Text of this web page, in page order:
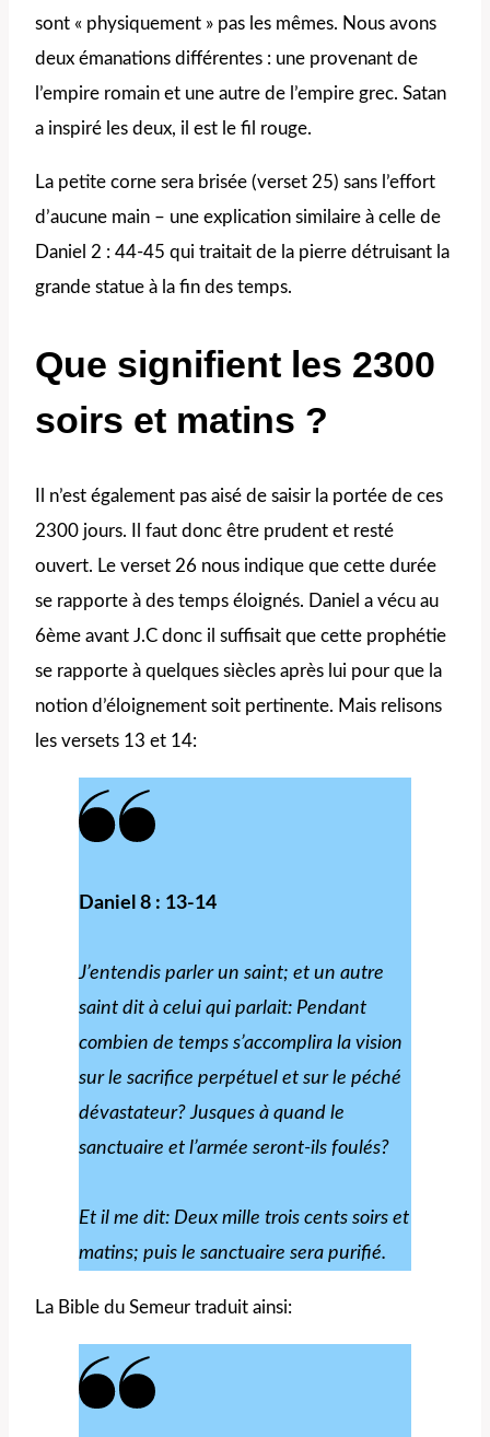
sont « physiquement » pas les mêmes. Nous avons
deux émanations différentes : une provenant de
l’empire romain et une autre de l’empire grec. Satan
a inspiré les deux, il est le fil rouge.
La petite corne sera brisée (verset 25) sans l’effort
d’aucune main – une explication similaire à celle de
Daniel 2 : 44-45 qui traitait de la pierre détruisant la
grande statue à la fin des temps.
Que signifient les 2300
soirs et matins ?
Il n’est également pas aisé de saisir la portée de ces
2300 jours. Il faut donc être prudent et resté
ouvert. Le verset 26 nous indique que cette durée
se rapporte à des temps éloignés. Daniel a vécu au
6ème avant J.C donc il suffisait que cette prophétie
se rapporte à quelques siècles après lui pour que la
notion d’éloignement soit pertinente. Mais relisons
les versets 13 et 14:
Daniel 8 : 13-14
J’entendis parler un saint; et un autre
saint dit à celui qui parlait: Pendant
combien de temps s’accomplira la vision
sur le sacrifice perpétuel et sur le péché
dévastateur? Jusques à quand le
sanctuaire et l’armée seront-ils foulés?
Et il me dit: Deux mille trois cents soirs et
matins; puis le sanctuaire sera purifié.
La Bible du Semeur traduit ainsi: